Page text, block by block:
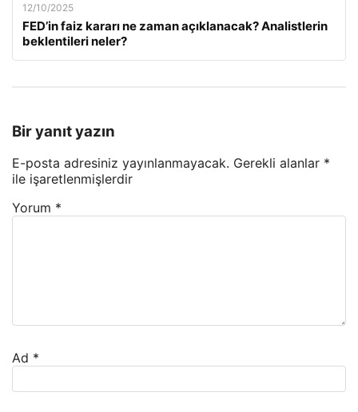
12/10/2025
FED’in faiz kararı ne zaman açıklanacak? Analistlerin
beklentileri neler?
Bir yanıt yazın
E-posta adresiniz yayınlanmayacak. Gerekli alanlar *
ile işaretlenmişlerdir
Yorum *
Ad *